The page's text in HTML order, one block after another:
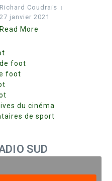
Richard Coudrais
27 janvier 2021
Read More
foot
foot
du cinéma
de sport
SUD